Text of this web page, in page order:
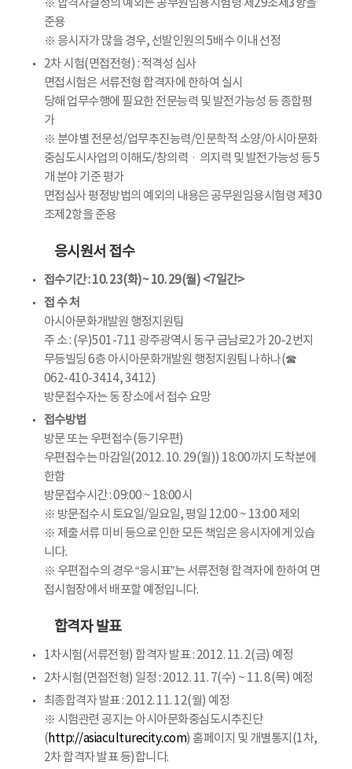
※ 합격자결정의 예외는 공무원임용시험령 제29조제3항을
준용
※ 응시자가 많을 경우, 선발인원의 5배수 이내 선정
2차 시험(면접전형) : 적격성 심사
면접시험은 서류전형 합격자에 한하여 실시
당해 업무수행에 필요한 전문능력 및 발전가능성 등 종합평
가
※ 분야별 전문성/업무추진능력/인문학적 소양/아시아문화
중심도시사업의 이해도/창의력ㆍ의지력 및 발전가능성 등 5
개 분야 기준 평가
면접심사 평정방법의 예외의 내용은 공무원임용시험령 제30
조제2항을 준용
응시원서 접수
접수기간 : 10. 23(화)~ 10. 29(월) <7일간>
접 수 처
아시아문화개발원 행정지원팀
주 소 : (우)501-711 광주광역시 동구 금남로2가 20-2번지
무등빌딩 6층 아시아문화개발원 행정지원팀 나하나(☎
062-410-3414, 3412)
방문접수자는 동 장소에서 접수 요망
접수방법
방문 또는 우편접수(등기우편)
우편접수는 마감일(2012. 10. 29(월)) 18:00까지 도착분에
한함
방문접수시간 : 09:00 ~ 18:00시
※ 방문접수시 토요일/일요일, 평일 12:00 ~ 13:00 제외
※ 제출서류 미비 등으로 인한 모든 책임은 응시자에게 있습
니다.
※ 우편접수의 경우 “응시표”는 서류전형 합격자에 한하여 면
접시험장에서 배포할 예정입니다.
합격자 발표
1차시험(서류전형) 합격자 발표 : 2012. 11. 2(금) 예정
2차시험(면접전형) 일정 : 2012. 11. 7(수) ~ 11. 8(목) 예정
최종합격자 발표 : 2012. 11. 12(월) 예정
※ 시험관련 공지는 아시아문화중심도시추진단
(http://asiaculturecity.com) 홈페이지 및 개별통지(1차,
2차 합격자 발표 등)합니다.